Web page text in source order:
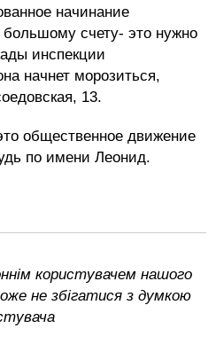
начинание
большому счету- это нужно
инспекции
начнет морозиться,
13.
общественное движение
по имени Леонид.
користувачем нашого
не збігатися з думкою